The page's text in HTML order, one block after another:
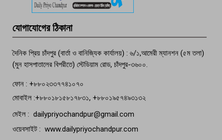
বেঁচে নেই, বিভিন্ন সংগঠনের শোক
যোগাযোগের ঠিকানা
দৈনিক প্রিয় চাঁদপুর (বার্তা ও বানিজ্যিক কার্যালয়) : ৬/১,আমেরী ম্যানশন (৫ম তলা)
(মুন হাসপাতালের বিপরীতে) স্টেডিয়াম রোড, চাঁদপুর-৩৬০০.
ফোন : +৮৮০২৩৩৭৭৪১০৭০
মোবাইল :+৮৮০১৮১৫৮১৭৮৩১, +৮৮০১৯৫৭৪৯৩১৩২
মেইল : dailypriyochandpur@gmail.com
ওয়েবসাইট : www.dailypriyochandpur.com